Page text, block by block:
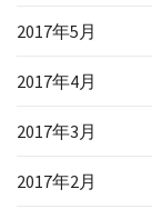
2017年5月
2017年4月
2017年3月
2017年2月